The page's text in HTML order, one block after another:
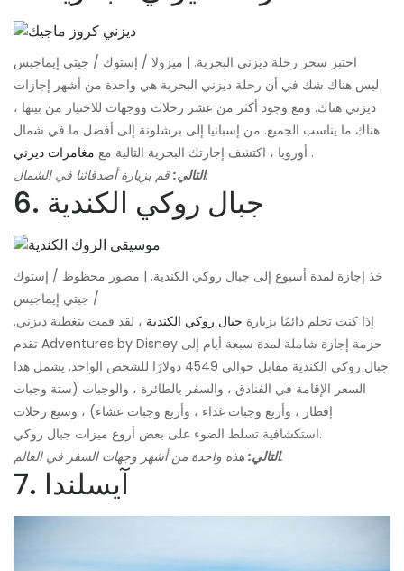
اختبر سحر رحلة ديزني البحرية. | ميزولا / إستوك / جيتي إيماجيس
ليس هناك شك في أن رحلة ديزني البحرية هي واحدة من أشهر إجازات
ديزني هناك. ومع وجود أكثر من عشر رحلات ووجهات للاختيار من بينها ،
هناك ما يناسب الجميع. من إسبانيا إلى برشلونة إلى أفضل ما في شمال
أوروبا ، اكتشف إجازتك البحرية التالية مع مغامرات ديزني
.
التالي:قم بزيارة أصدقائنا في الشمال.
6. جبال روكي الكندية
خذ إجازة لمدة أسبوع إلى جبال روكي الكندية. | مصور محظوظ / إستوك
/ جيتي إيماجيس
إذا كنت تحلم دائمًا بزيارة جبال روكي الكندية ، لقد قمت بتغطية ديزني.
تقدم Adventures by Disney حزمة إجازة شاملة لمدة سبعة أيام إلى
جبال روكي الكندية مقابل حوالي 4549 دولارًا للشخص الواحد. يشمل هذا
السعر الإقامة في الفنادق ، والسفر بالطائرة ، والوجبات (ستة وجبات
إفطار ، وأربع وجبات غداء ، وأربع وجبات عشاء) ، وسبع رحلات
استكشافية تسلط الضوء على بعض أروع ميزات جبال روكي.
التالي:هذه واحدة من أشهر وجهات السفر في العالم.
7. آيسلندا